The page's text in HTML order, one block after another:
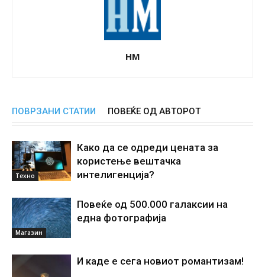
НМ
ПОВРЗАНИ СТАТИИ ПОВЕЌЕ ОД АВТОРОТ
Техно
Како да се одреди цената за
користење вештачка
интелигенциjа?
Магазин
Повеќе од 500.000 галаксии на
една фотографија
И каде е сега новиот романтизам!